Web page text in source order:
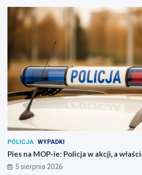
POLICJA WYPADKI
Pies na MOP-ie: Policja w akcji, a
5 sierpnia 2026